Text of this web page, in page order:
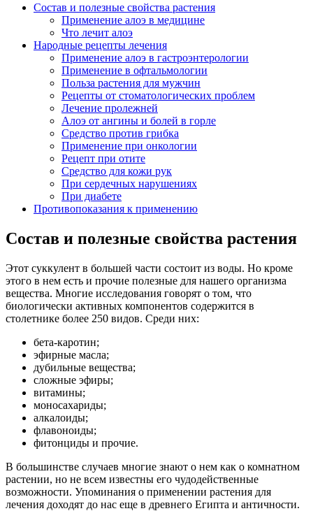
Состав и полезные свойства растения
Применение алоэ в медицине
Что лечит алоэ
Народные рецепты лечения
Применение алоэ в гастроэнтерологии
Применение в офтальмологии
Польза растения для мужчин
Рецепты от стоматологических проблем
Лечение пролежней
Алоэ от ангины и болей в горле
Средство против грибка
Применение при онкологии
Рецепт при отите
Средство для кожи рук
При сердечных нарушениях
При диабете
Противопоказания к применению
Состав и полезные свойства растения
Этот суккулент в большей части состоит из воды. Но кроме
этого в нем есть и прочие полезные для нашего организма
вещества. Многие исследования говорят о том, что
биологически активных компонентов содержится в
столетнике более 250 видов. Среди них:
бета-каротин;
эфирные масла;
дубильные вещества;
сложные эфиры;
витамины;
моносахариды;
алкалоиды;
флавоноиды;
фитонциды и прочие.
В большинстве случаев многие знают о нем как о комнатном
растении, но не всем известны его чудодейственные
возможности. Упоминания о применении растения для
лечения доходят до нас еще в древнего Египта и античности.